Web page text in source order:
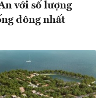
với số lượng
đông nhất